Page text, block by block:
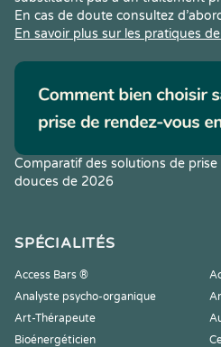
En cas de doute consultez
En savoir plus sur les pratiques
Comparatif des solutions de
douces de 2026
SPÉCIALITÉS
Access Bars ®
Analyste psycho-organique
Art-Thérapeute
Bioénergéticien